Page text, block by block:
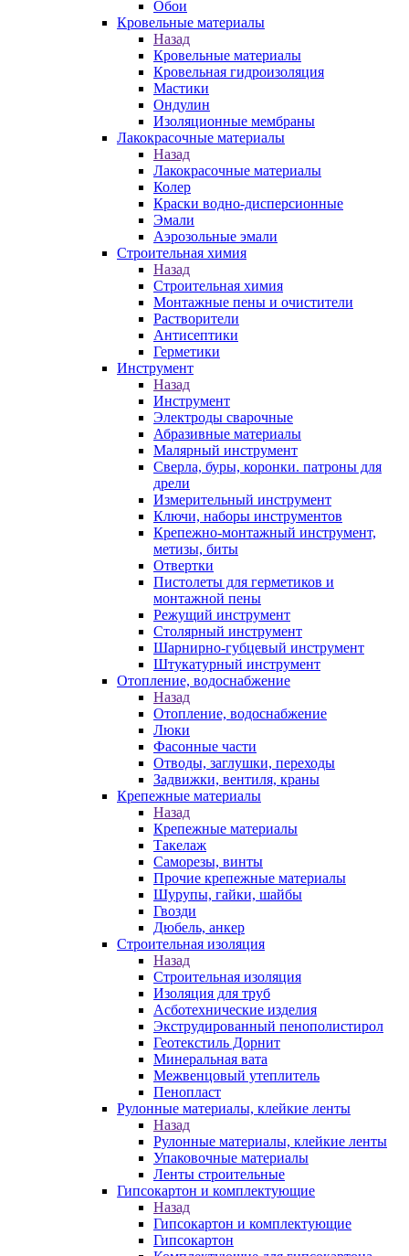
Обои
Кровельные материалы
Назад
Кровельные материалы
Кровельная гидроизоляция
Мастики
Ондулин
Изоляционные мембраны
Лакокрасочные материалы
Назад
Лакокрасочные материалы
Колер
Краски водно-дисперсионные
Эмали
Аэрозольные эмали
Строительная химия
Назад
Строительная химия
Монтажные пены и очистители
Растворители
Антисептики
Герметики
Инструмент
Назад
Инструмент
Электроды сварочные
Абразивные материалы
Малярный инструмент
Сверла, буры, коронки. патроны для
дрели
Измерительный инструмент
Ключи, наборы инструментов
Крепежно-монтажный инструмент,
метизы, биты
Отвертки
Пистолеты для герметиков и
монтажной пены
Режущий инструмент
Столярный инструмент
Шарнирно-губцевый инструмент
Штукатурный инструмент
Отопление, водоснабжение
Назад
Отопление, водоснабжение
Люки
Фасонные части
Отводы, заглушки, переходы
Задвижки, вентиля, краны
Крепежные материалы
Назад
Крепежные материалы
Такелаж
Саморезы, винты
Прочие крепежные материалы
Шурупы, гайки, шайбы
Гвозди
Дюбель, анкер
Строительная изоляция
Назад
Строительная изоляция
Изоляция для труб
Асботехнические изделия
Экструдированный пенополистирол
Геотекстиль Дорнит
Минеральная вата
Межвенцовый утеплитель
Пенопласт
Рулонные материалы, клейкие ленты
Назад
Рулонные материалы, клейкие ленты
Упаковочные материалы
Ленты строительные
Гипсокартон и комплектующие
Назад
Гипсокартон и комплектующие
Гипсокартон